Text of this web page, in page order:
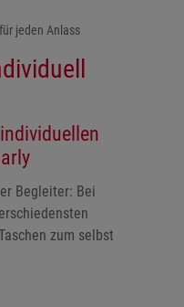
jeden Anlass
Begleiter: Bei
zum selbst